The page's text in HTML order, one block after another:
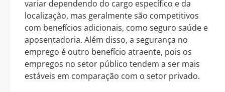
variar dependendo do cargo específico e da
localização, mas geralmente são competitivos
com benefícios adicionais, como seguro saúde e
aposentadoria. Além disso, a segurança no
emprego é outro benefício atraente, pois os
empregos no setor público tendem a ser mais
estáveis em comparação com o setor privado.